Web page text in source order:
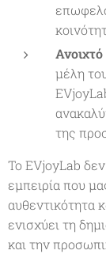
Ανοιχτό
μέλη
της
Το EVjoyLab δεν
εμπειρία που
αυθεντικότητα
ενισχύει τη
και την